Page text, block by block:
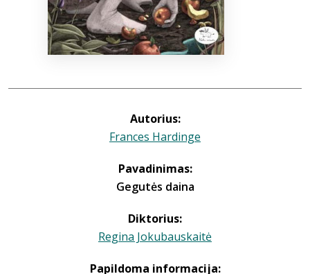
Autorius:
Frances Hardinge
Pavadinimas:
Gegutės daina
Diktorius:
Regina Jokubauskaitė
Papildoma informacija: